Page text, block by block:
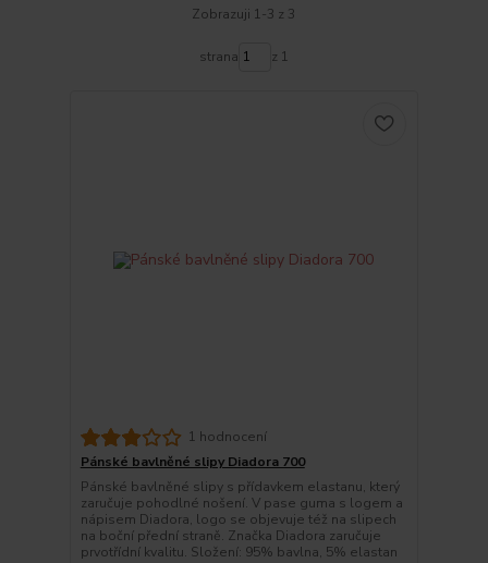
Zobrazuji 1-3 z 3
strana z 1
1 hodnocení
Pánské bavlněné slipy Diadora 700
Pánské bavlněné slipy s přídavkem elastanu, který
zaručuje pohodlné nošení. V pase guma s logem a
nápisem Diadora, logo se objevuje též na slipech
na boční přední straně. Značka Diadora zaručuje
prvotřídní kvalitu. Složení: 95% bavlna, 5% elastan